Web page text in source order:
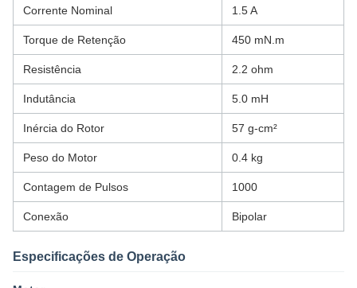
Corrente Nominal 1.5 A
Torque de Retenção 450 mN.m
Resistência 2.2 ohm
Indutância 5.0 mH
Inércia do Rotor 57 g-cm²
Peso do Motor 0.4 kg
Contagem de Pulsos 1000
Conexão Bipolar
Especificações de Operação